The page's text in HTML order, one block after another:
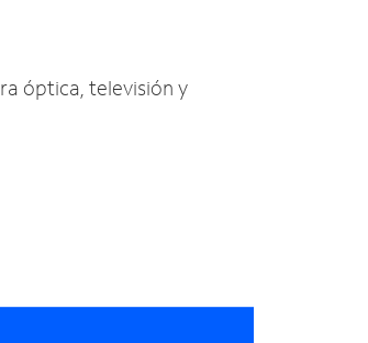
óptica, televisión y